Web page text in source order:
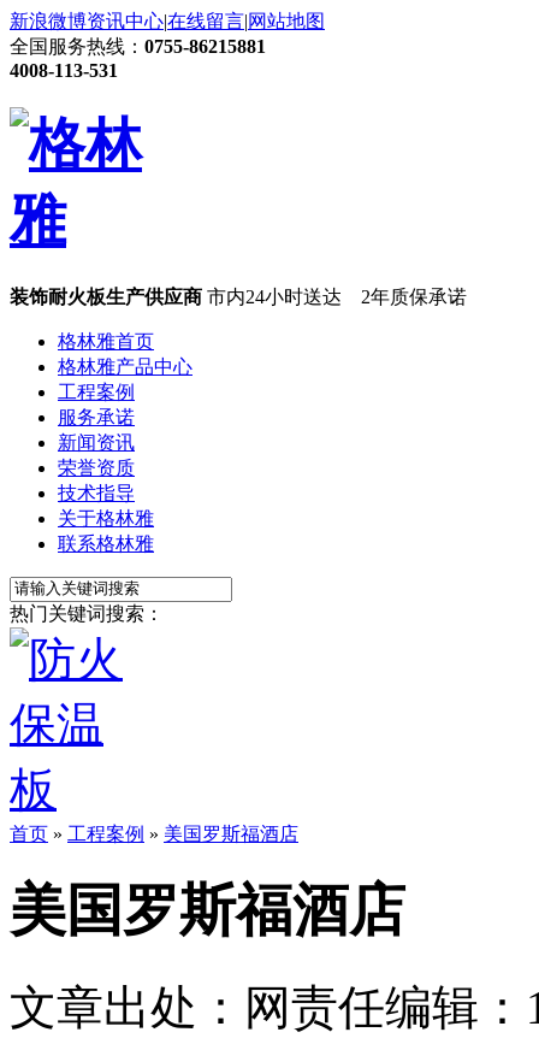
新浪微博资讯中心|在线留言|网站地图
全国服务热线： 0755-86215881
4008-113-531
装饰耐火板生产供应商 市内24小时送达 2年质保承诺
格林雅首页
格林雅产品中心
工程案例
服务承诺
新闻资讯
荣誉资质
技术指导
关于格林雅
联系格林雅
热门关键词搜索：
首页 » 工程案例 » 美国罗斯福酒店
美国罗斯福酒店
文章出处： 网责任编辑：